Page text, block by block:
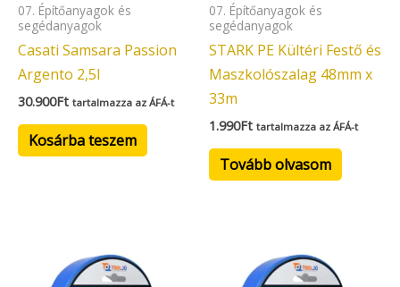
07. Építőanyagok és
segédanyagok
Casati Samsara Passion
Argento 2,5l
30.900Ft tartalmazza az ÁFÁ-t
Kosárba teszem
07. Építőanyagok és
segédanyagok
STARK PE Kültéri Festő és
Maszkolószalag 48mm x
33m
1.990Ft tartalmazza az ÁFÁ-t
Tovább olvasom